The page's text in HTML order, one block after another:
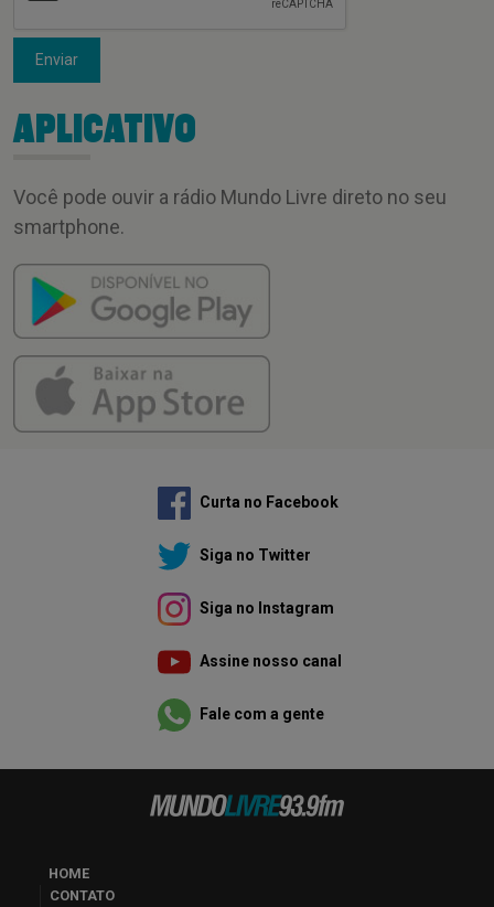
Enviar
APLICATIVO
Você pode ouvir a rádio Mundo Livre direto no seu
smartphone.
Curta no Facebook
Siga no Twitter
Siga no Instagram
Assine nosso canal
Fale com a gente
HOME
CONTATO